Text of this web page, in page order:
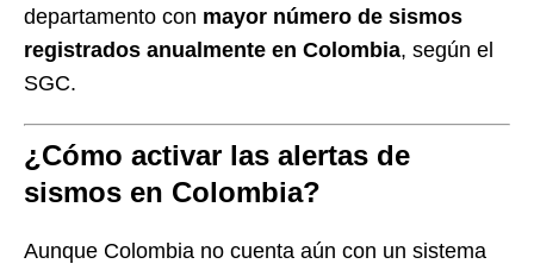
departamento con mayor número de sismos
registrados anualmente en Colombia, según el
SGC.
¿Cómo activar las alertas de
sismos en Colombia?
Aunque Colombia no cuenta aún con un sistema